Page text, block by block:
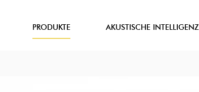
PRODUKTE AKUSTISCHE INTELLIGENZ